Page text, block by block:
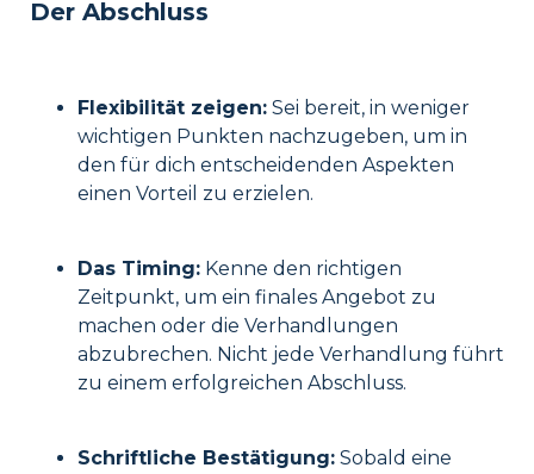
Der Abschluss
Flexibilität zeigen: Sei bereit, in weniger
wichtigen Punkten nachzugeben, um in
den für dich entscheidenden Aspekten
einen Vorteil zu erzielen.
Das Timing: Kenne den richtigen
Zeitpunkt, um ein finales Angebot zu
machen oder die Verhandlungen
abzubrechen. Nicht jede Verhandlung führt
zu einem erfolgreichen Abschluss.
Schriftliche Bestätigung: Sobald eine